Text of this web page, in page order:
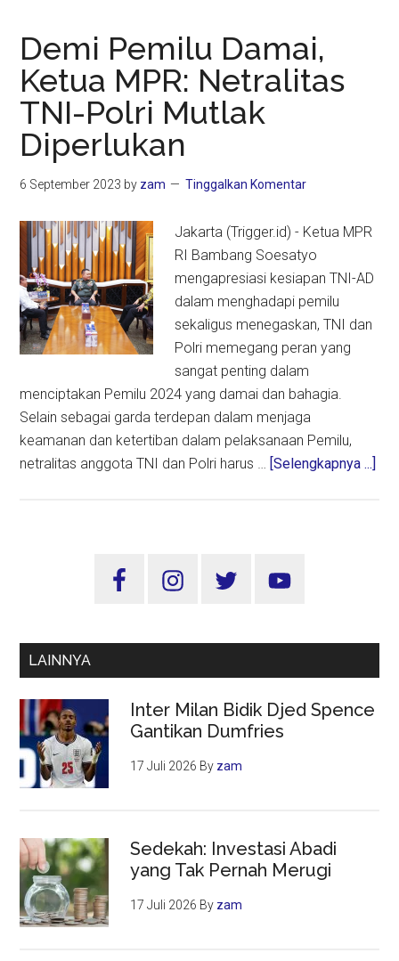
Demi Pemilu Damai,
Ketua MPR: Netralitas
TNI-Polri Mutlak
Diperlukan
6 September 2023 by zam Tinggalkan Komentar
Jakarta (Trigger.id) - Ketua MPR
RI Bambang Soesatyo
mengapresiasi kesiapan TNI-AD
dalam menghadapi pemilu
sekaligus menegaskan, TNI dan
Polri memegang peran yang
sangat penting dalam
menciptakan Pemilu 2024 yang damai dan bahagia.
Selain sebagai garda terdepan dalam menjaga
keamanan dan ketertiban dalam pelaksanaan Pemilu,
netralitas anggota TNI dan Polri harus … [Selengkapnya ...]
Sidebar
LAINNYA
Inter Milan Bidik Djed Spence
Gantikan Dumfries
17 Juli 2026 By zam
Sedekah: Investasi Abadi
yang Tak Pernah Merugi
17 Juli 2026 By zam